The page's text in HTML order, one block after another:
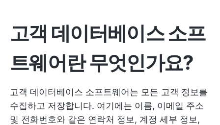
고객 데이터베이스 소프
트웨어란 무엇인가요?
고객 데이터베이스 소프트웨어는 모든 고객 정보를
수집하고 저장합니다. 여기에는 이름, 이메일 주소
및 전화번호와 같은 연락처 정보, 계정 세부 정보,